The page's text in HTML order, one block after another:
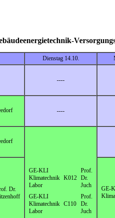
Dienstag 14.10.
----
----
GE-KLI
Klimatechnik
Labor
K012
Prof.
Dr.
Juch
GE-KLI
Klimatechnik
Labor
C110
Prof.
Dr.
Juch
Dr.
GE-